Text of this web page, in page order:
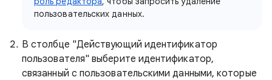
пользовательских данных.
В столбце "Действующий идентификатор
пользователя" выберите идентификатор,
связанный с пользовательскими данными, которые